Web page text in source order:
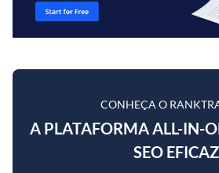
CONHEÇA O
A PLATAFORMA ALL-IN-
SEO EFICAZ